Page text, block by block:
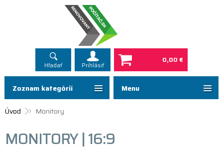
Hľadať Prihlásiť
0,00 €
Menu
Úvod Monitory
MONITORY | 16:9
Zoznam kategórií